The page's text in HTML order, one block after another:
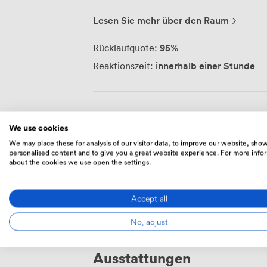
können wir nebenan sofort mit der
an. Diese räumliche Nähe bedeutet für
Räumlichkeiten nutzen wir nicht nur für
Rahmen für kreative Veranstaltungen.
Bürokonzepten über
jedem Projekt stehen Identifikation und
Gestaltung. Vom ersten Entwurf bis zur
Menschen und Marken authentisch entfalten können.
kreativem Arbeitsumfeld und
Location zu einem besonderen Ort für
suchen.
Lesen Sie mehr über den Raum
Rücklaufquote: 95%
Reaktionszeit: innerhalb einer Stunde
·
niemals Geld überweisen oder
kommunizieren.
Preise
Ausstattungen
We use cookies
We may place these for analysis of our visitor data, to improve our website,
personalised content and to give you a great website experience. For more
about the cookies we use open the settings.
Accept all
No, adjust